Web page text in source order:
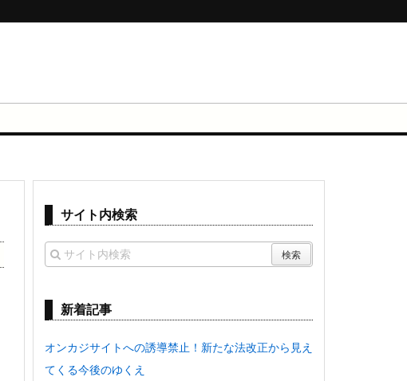
サイト内検索
新着記事
オンカジサイトへの誘導禁止！新たな法改正から見え
てくる今後のゆくえ